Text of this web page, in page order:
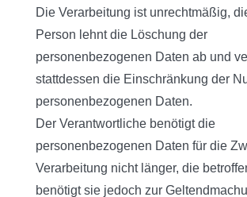
Die Verarbeitung ist unrechtmäßig,
Person lehnt die Löschung der
personenbezogenen Daten ab und
stattdessen die Einschränkung der
personenbezogenen Daten.
Der Verantwortliche benötigt die
personenbezogenen Daten für die
Verarbeitung nicht länger, die
benötigt sie jedoch zur